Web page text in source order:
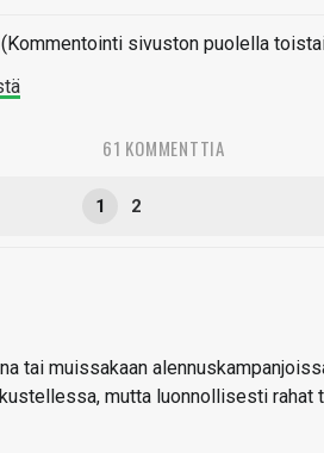
(Kommentointi sivuston puolella
61 KOMMENTTIA
1 2
tai muissakaan
mutta luonnollisesti rahat